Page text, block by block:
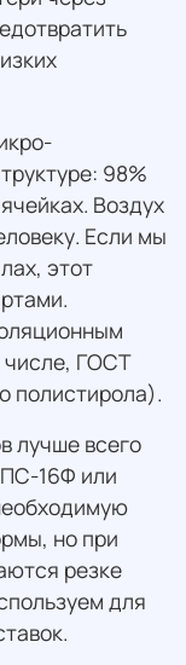
98%
Воздух
Если мы
этот
числе, ГОСТ
полистирола).
лучше всего
16Ф или
но при
резке
для